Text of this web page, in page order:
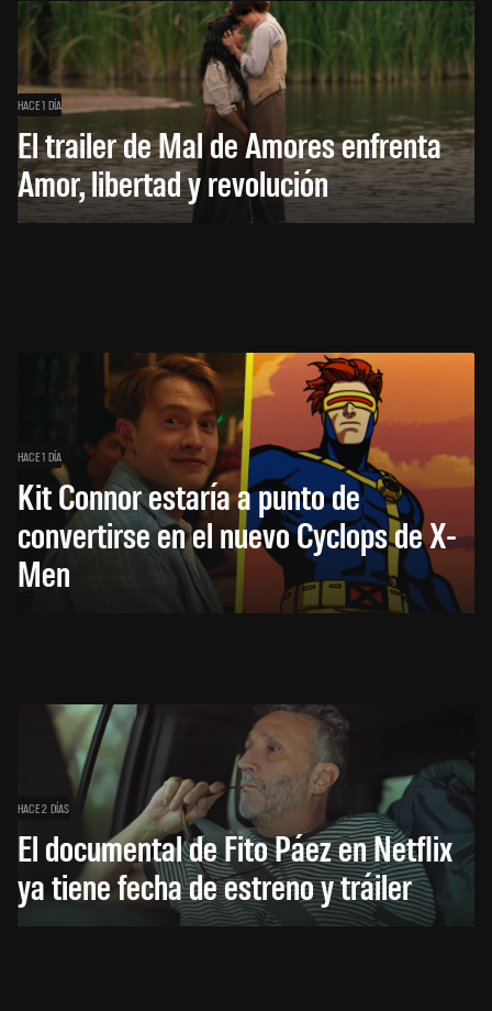
HACE 1 DÍA
El trailer de Mal de Amores enfrenta
Amor, libertad y revolución
HACE 1 DÍA
Kit Connor estaría a punto de
convertirse en el nuevo Cyclops de X-
Men
HACE 2 DÍAS
El documental de Fito Páez en Netflix
ya tiene fecha de estreno y tráiler